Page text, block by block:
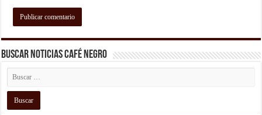
Buscar Noticias Café Negro